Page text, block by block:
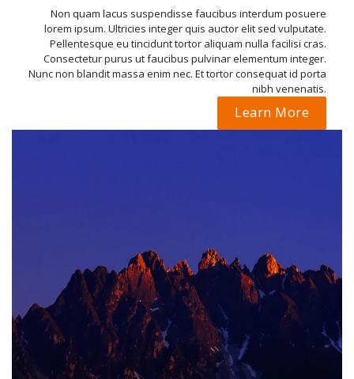
Non quam lacus suspendisse faucibus interdum posuere
lorem ipsum. Ultricies integer quis auctor elit sed vulputate.
Pellentesque eu tincidunt tortor aliquam nulla facilisi cras.
Consectetur purus ut faucibus pulvinar elementum integer.
Nunc non blandit massa enim nec. Et tortor consequat id porta
nibh venenatis.
Learn More